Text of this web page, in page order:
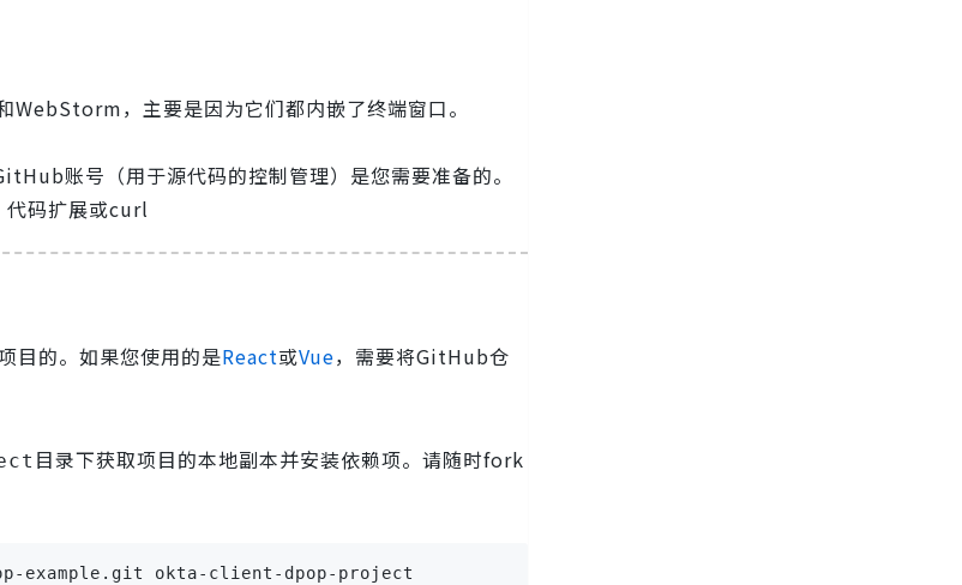
，主要是因为它们都内嵌了终端窗口。
账号（用于源代码的控制管理）是您需要准备的。
码扩展或curl
目的。如果您使用的是React或Vue，需要将GitHub仓
目录下获取项目的本地副本并安装依赖项。请随时fork
example.git okta-client-dpop-project